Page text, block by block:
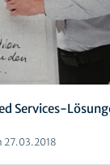
Services-
27.03.2018